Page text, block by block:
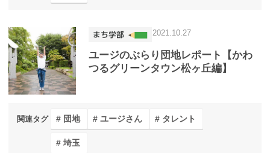
ユージのぶらり団地レポート【かわ
つるグリーンタウン松ヶ丘編】
2021.10.27
関連タグ 団地 ユージさん タレント
埼玉